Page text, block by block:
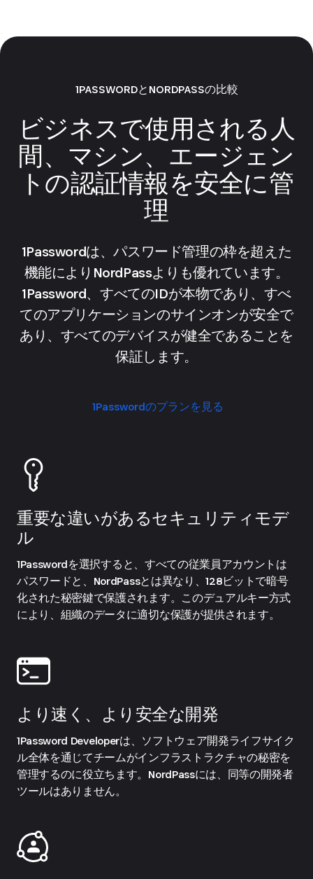
1PASSWORDとNORDPASSの比較
ビジネスで使用される人
間、マシン、エージェン
トの認証情報を安全に管
理
1Passwordは、パスワード管理の枠を超えた
機能によりNordPassよりも優れています。
1Password、すべてのIDが本物であり、すべ
てのアプリケーションのサインオンが安全で
あり、すべてのデバイスが健全であることを
保証します。
1Passwordのプランを見る
重要な違いがあるセキュリティモデ
ル
1Passwordを選択すると、すべての従業員アカウントは
パスワードと、NordPassとは異なり、128ビットで暗号
化された秘密鍵で保護されます。このデュアルキー方式
により、組織のデータに適切な保護が提供されます。
より速く、より安全な開発
1Password Developerは、ソフトウェア開発ライフサイク
ル全体を通じてチームがインフラストラクチャの秘密を
管理するのに役立ちます。NordPassには、同等の開発者
ツールはありません。